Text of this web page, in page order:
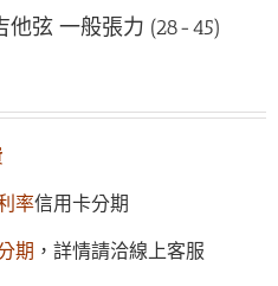
他弦 一般張力 (28-45)
率信用卡分期
期 ，詳情請洽線上客服